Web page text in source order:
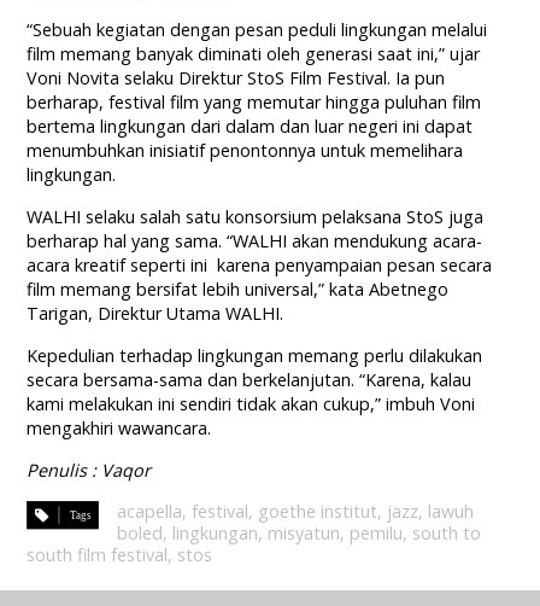
“Sebuah kegiatan dengan pesan peduli lingkungan melalui
film memang banyak diminati oleh generasi saat ini,” ujar
Voni Novita selaku Direktur StoS Film Festival. Ia pun
berharap, festival film yang memutar hingga puluhan film
bertema lingkungan dari dalam dan luar negeri ini dapat
menumbuhkan inisiatif penontonnya untuk memelihara
lingkungan.
WALHI selaku salah satu konsorsium pelaksana StoS juga
berharap hal yang sama. “WALHI akan mendukung acara-
acara kreatif seperti ini karena penyampaian pesan secara
film memang bersifat lebih universal,” kata Abetnego
Tarigan, Direktur Utama WALHI.
Kepedulian terhadap lingkungan memang perlu dilakukan
secara bersama-sama dan berkelanjutan. “Karena, kalau
kami melakukan ini sendiri tidak akan cukup,” imbuh Voni
mengakhiri wawancara.
Penulis : Vaqor
acapella,festival, goethe institut, jazz, lawuh
boled, lingkungan, misyatun, pemilu, south to
south film festival, stos